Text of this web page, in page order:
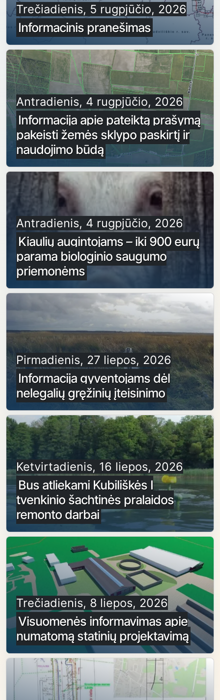
Trečiadienis, 5 rugpjūčio, 2026
Informacinis pranešimas
Antradienis, 4 rugpjūčio, 2026
Informacija apie pateiktą prašymą
pakeisti žemės sklypo paskirtį ir
naudojimo būdą
Antradienis, 4 rugpjūčio, 2026
Kiaulių augintojams – iki 900 eurų
parama biologinio saugumo
priemonėms
Pirmadienis, 27 liepos, 2026
Informacija gyventojams dėl
nelegalių gręžinių įteisinimo
Ketvirtadienis, 16 liepos, 2026
Bus atliekami Kubiliškės I
tvenkinio šachtinės pralaidos
remonto darbai
Trečiadienis, 8 liepos, 2026
Visuomenės informavimas apie
numatomą statinių projektavimą